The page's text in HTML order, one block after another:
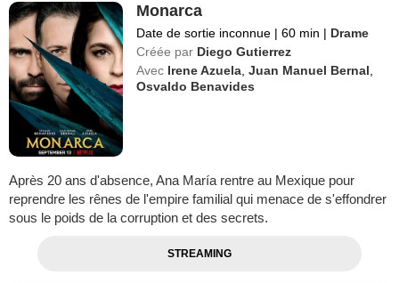
Monarca
Date de sortie inconnue | 60 min | Drame
Créée par Diego Gutierrez
Avec Irene Azuela ,Juan Manuel Bernal
Osvaldo Benavides
Après 20 ans d'absence, Ana María rentre au Mexique pour
reprendre les rênes de l'empire familial qui menace de s'effondrer
sous le poids de la corruption et des secrets.
STREAMING